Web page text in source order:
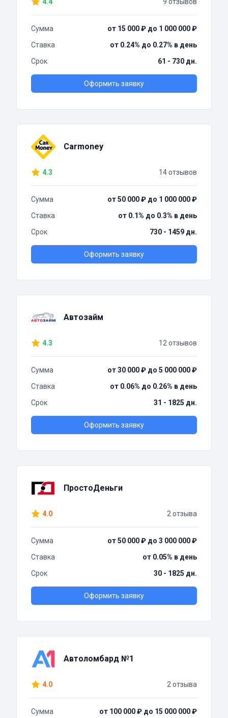
Сумма
от 15 000 ₽ до 1 000 000 ₽
Ставка
от 0.24% до 0.27% в день
Срок
61 - 730 дн.
Оформить заявку
Carmoney
4.3 14 отзывов
Сумма
от 50 000 ₽ до 1 000 000 ₽
Ставка
от 0.1% до 0.3% в день
Срок
730 - 1459 дн.
Оформить заявку
Автозайм
4.3 12 отзывов
Сумма
от 30 000 ₽ до 5 000 000 ₽
Ставка
от 0.06% до 0.26% в день
Срок
31 - 1825 дн.
Оформить заявку
ПростоДеньги
4.0 2 отзыва
Сумма
от 50 000 ₽ до 3 000 000 ₽
Ставка
от 0.05% в день
Срок
30 - 1825 дн.
Оформить заявку
Автоломбард №1
4.0 2 отзыва
Сумма
от 100 000 ₽ до 15 000 000 ₽